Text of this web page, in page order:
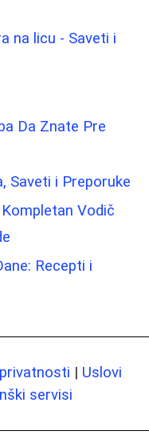
na licu - Saveti i
Da Znate Pre
Saveti i Preporuke
Vodič
Recepti i
| Uslovi
servisi